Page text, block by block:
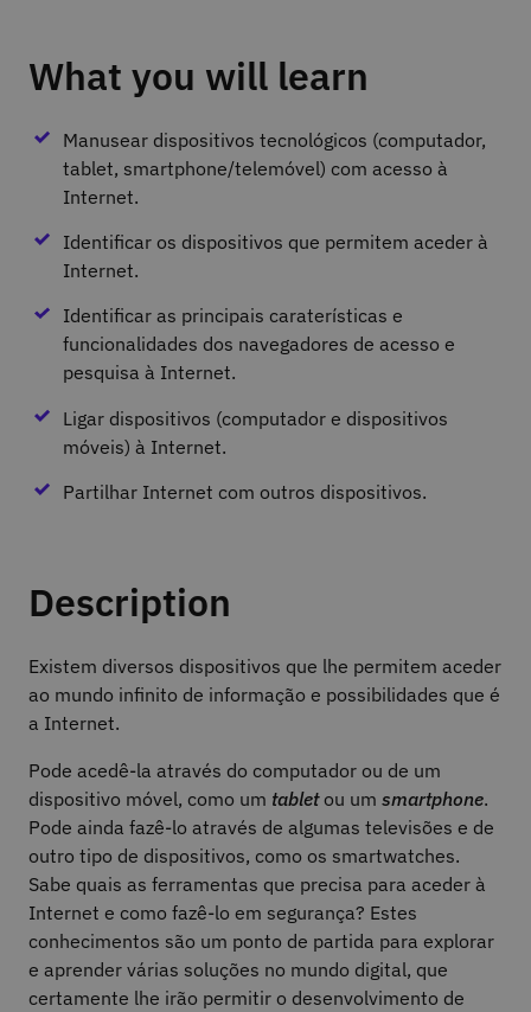
What you will learn
Manusear dispositivos tecnológicos (computador,
tablet, smartphone/telemóvel) com acesso à
Internet.
Identificar os dispositivos que permitem aceder à
Internet.
Identificar as principais caraterísticas e
funcionalidades dos navegadores de acesso e
pesquisa à Internet.
Ligar dispositivos (computador e dispositivos
móveis) à Internet.
Partilhar Internet com outros dispositivos.
Description
Existem diversos dispositivos que lhe permitem aceder
ao mundo infinito de informação e possibilidades que é
a Internet.
Pode acedê-la através do computador ou de um
dispositivo móvel, como um tabletou um smartphone.
Pode ainda fazê-lo através de algumas televisões e de
outro tipo de dispositivos, como os smartwatches.
Sabe quais as ferramentas que precisa para aceder à
Internet e como fazê-lo em segurança? Estes
conhecimentos são um ponto de partida para explorar
e aprender várias soluções no mundo digital, que
certamente lhe irão permitir o desenvolvimento de